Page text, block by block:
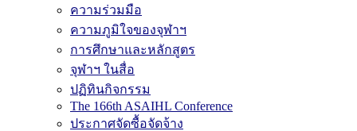
ความร่วมมือ
ความภูมิใจของจุฬาฯ
การศึกษาและหลักสูตร
จุฬาฯ ในสื่อ
ปฏิทินกิจกรรม
The 166th ASAIHL Conference
ประกาศจัดซื้อจัดจ้าง